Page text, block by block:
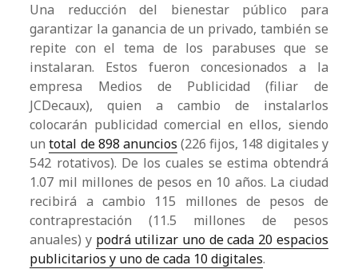
Una reducción del bienestar público para
garantizar la ganancia de un privado, también se
repite con el tema de los parabuses que se
instalaran. Estos fueron concesionados a la
empresa Medios de Publicidad (filiar de
JCDecaux), quien a cambio de instalarlos
colocarán publicidad comercial en ellos, siendo
untotal de 898 anuncios (226 fijos, 148 digitales y
542 rotativos). De los cuales se estima obtendrá
1.07 mil millones de pesos en 10 años. La ciudad
recibirá a cambio 115 millones de pesos de
contraprestación (11.5 millones de pesos
anuales) y podrá utilizar uno de cada 20 espacios
publicitarios y uno de cada 10 digitales.